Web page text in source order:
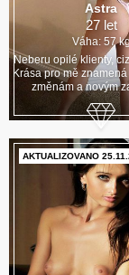
Astra
27 let
Váha: 57
Neberu opilé klienty,
Krása pro mě
změnám a novým
AKTUALIZOVANO